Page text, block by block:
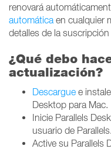
renovará
automática en cualquier
detalles de la suscripción
¿Qué debo
actualización?
Descargue e
Desktop para Mac.
Inicie Parallels
usuario de Parallels.
Active su Parallels